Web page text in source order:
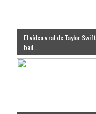
El vídeo viral de Taylor Swift
bail...